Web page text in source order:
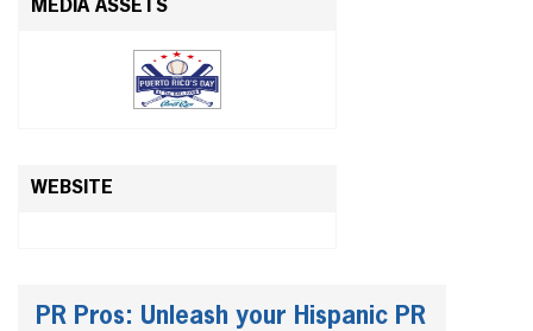
MEDIA ASSETS
WEBSITE
PR Pros: Unleash your Hispanic PR